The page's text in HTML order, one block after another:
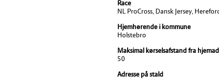
Race
NL ProCross, Dansk Jersey,
Hjemhørende i kommune
Holstebro
Maksimal kørselsafstand fra
50
Adresse på stald